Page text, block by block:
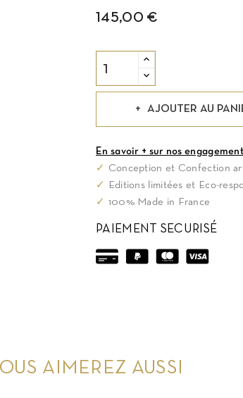
145,00 €
AJOUTER AU
En savoir + sur nos
✓
Conception et Confection
✓
Editions limitées et Eco-
✓ 100% Made in France
PAIEMENT SECURISÉ
AIMEREZ AUSSI